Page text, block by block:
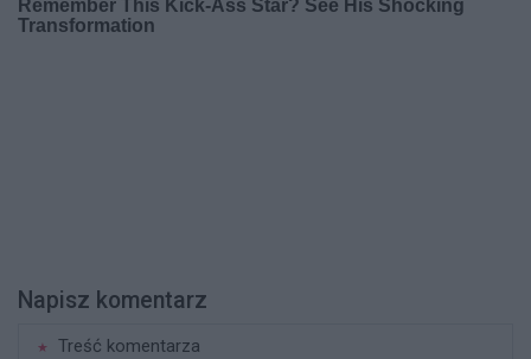
Napisz komentarz
Treść komentarza